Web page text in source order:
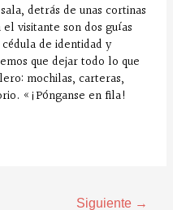
detrás de unas cortinas
visitante son dos guías
de identidad y
que dejar todo lo que
mochilas, carteras,
«¡Pónganse en fila!
Siguiente →